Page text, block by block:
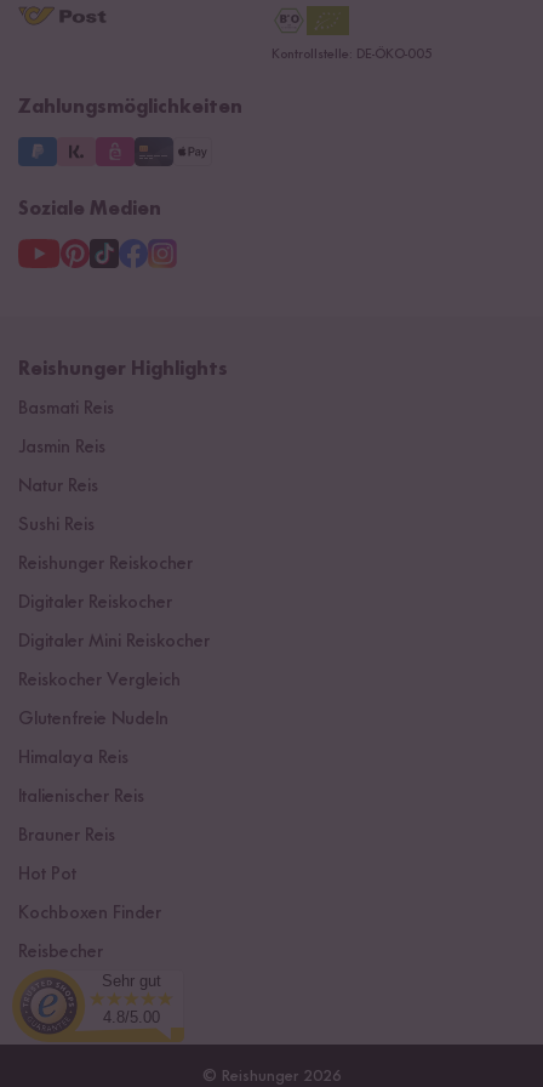
Reishunger Gutscheine
Kontrollstelle: DE-ÖKO-005
Zahlungsmöglichkeiten
Soziale Medien
Reishunger Highlights
Basmati Reis
Jasmin Reis
Natur Reis
Sushi Reis
Reishunger Reiskocher
Digitaler Reiskocher
Digitaler Mini Reiskocher
Reiskocher Vergleich
Glutenfreie Nudeln
Himalaya Reis
Italienischer Reis
Brauner Reis
Hot Pot
Kochboxen Finder
Reisbecher
Sushi Einsteiger Box
© Reishunger 2026
Sehr gut
4.8/5.00